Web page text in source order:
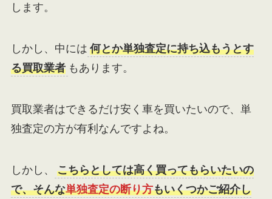
します。
しかし、中には 何とか単独査定に持ち込もうとす
る買取業者 もあります。
買取業者はできるだけ安く車を買いたいので、単
独査定の方が有利なんですよね。
しかし、
こちらとしては高く買ってもらいたいの
で、そんな単独査定の断り方もいくつかご紹介し